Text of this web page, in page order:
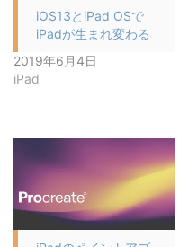
iOS13とiPad OSで
iPadが生まれ変わる
2019年6月4日
iPad